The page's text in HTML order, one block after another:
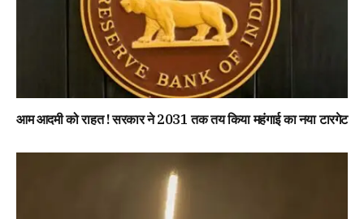
आम आदमी को राहत ! सरकार ने 2031 तक तय किया महंगाई का नया टारगेट